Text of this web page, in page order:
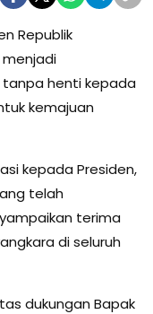
Republik
henti kepada
kemajuan
kepada Presiden,
telah
terima
di seluruh
dukungan Bapak